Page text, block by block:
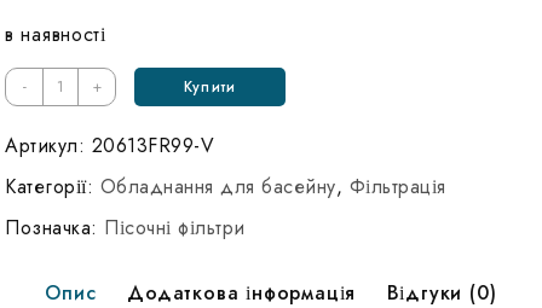
в наявності
-
Кількість
Фильтр
ламинированный
D750
мм,
м3/
+ Купити
Артикул: 20613FR99-V
Категорії: Обладнання для басейну, Фільтрація
Позначка: Пісочні фільтри
Опис Додаткова інформація
Відгуки (0)